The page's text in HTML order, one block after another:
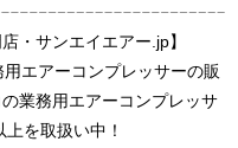
・サンエイエアー.jp】
エアーコンプレッサーの販
業務用エアーコンプレッサ
を取扱い中！